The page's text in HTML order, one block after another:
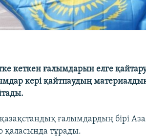
кеткен ғалымдарын елге
кері қайтпаудың
ғалымдардың бірі
тұрады.